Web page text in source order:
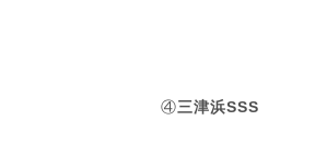
④三津浜SSS